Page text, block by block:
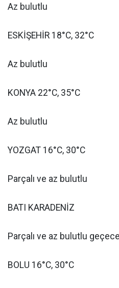
Az bulutlu
ESKİŞEHİR 18°C, 32°C
Az bulutlu
KONYA 22°C, 35°C
Az bulutlu
YOZGAT 16°C, 30°C
Parçalı ve az bulutlu
BATI KARADENİZ
Parçalı ve az bulutlu
BOLU 16°C, 30°C